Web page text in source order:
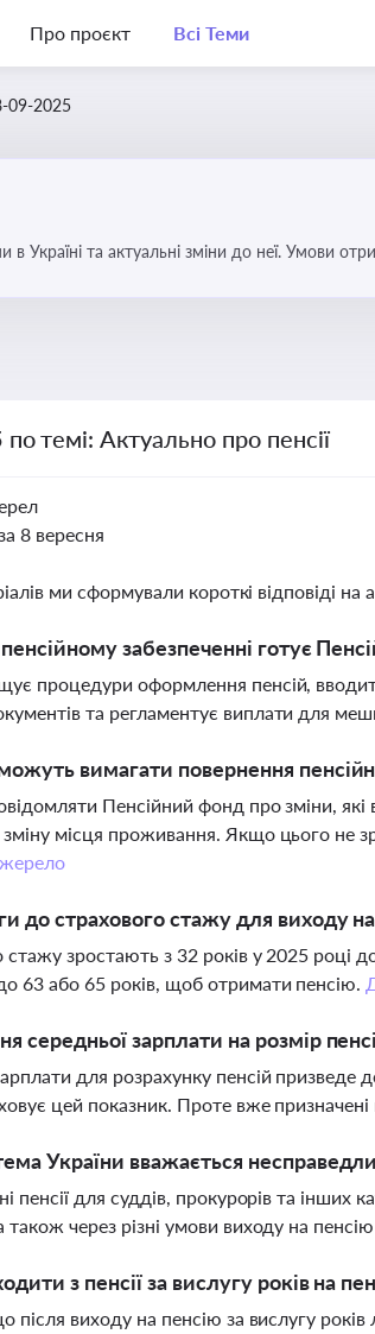
Про проєкт Всі Теми
09-2025
Україні та актуальні зміни до неї. Умови
темі: Актуально про пенсії
8 вересня
ми сформували короткі відповіді на
забезпеченні готує
процедури оформлення пенсій,
та регламентує виплати для
вимагати повернення
Пенсійний фонд про зміни,
місця проживання. Якщо цього не
до страхового стажу для виходу
зростають з 32 років у 2025 році
63 або 65 років, щоб отримати пенсію.
середньої зарплати на розмір
для розрахунку пенсій призведе
цей показник. Проте вже призначені
України вважається
пенсії для суддів, прокурорів та інших
через різні умови виходу на
з пенсії за вислугу років на
після виходу на пенсію за вислугу